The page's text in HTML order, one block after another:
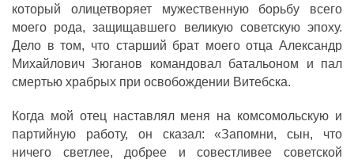
который олицетворяет мужественную борьбу всего
моего рода, защищавшего великую советскую эпоху.
Дело в том, что старший брат моего отца Александр
Михайлович Зюганов командовал батальоном и пал
смертью храбрых при освобождении Витебска.
Когда мой отец наставлял меня на комсомольскую и
партийную работу, он сказал: «Запомни, сын, что
ничего светлее, добрее и совестливее советской